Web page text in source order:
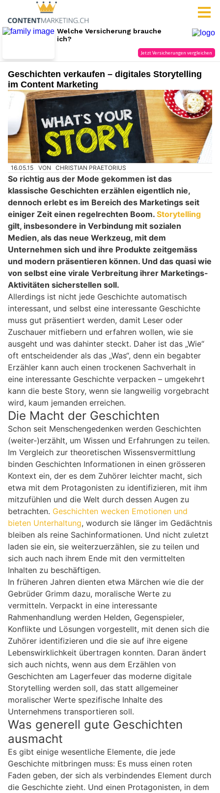
Geschichten verkaufen – digitales Storytelling
im Content Marketing
16.05.15 VON CHRISTIAN PRAETORIUS
So richtig aus der Mode gekommen ist das
klassische Geschichten erzählen eigentlich nie,
dennoch erlebt es im Bereich des Marketings seit
einiger Zeit einen regelrechten Boom. Storytelling
gilt, insbesondere in Verbindung mit sozialen
Medien, als das neue Werkzeug, mit dem
Unternehmen sich und ihre Produkte zeitgemäss
und modern präsentieren können. Und das quasi wie
von selbst eine virale Verbreitung ihrer Marketings-
Aktivitäten sicherstellen soll.
Allerdings ist nicht jede Geschichte automatisch
interessant, und selbst eine interessante Geschichte
muss gut präsentiert werden, damit Leser oder
Zuschauer mitfiebern und erfahren wollen, wie sie
ausgeht und was dahinter steckt. Daher ist das „Wie“
oft entscheidender als das „Was“, denn ein begabter
Erzähler kann auch einen trockenen Sachverhalt in
eine interessante Geschichte verpacken – umgekehrt
kann die beste Story, wenn sie langweilig vorgebracht
wird, kaum jemanden erreichen.
Die Macht der Geschichten
Schon seit Menschengedenken werden Geschichten
(weiter-)erzählt, um Wissen und Erfahrungen zu teilen.
Im Vergleich zur theoretischen Wissensvermittlung
binden Geschichten Informationen in einen grösseren
Kontext ein, der es dem Zuhörer leichter macht, sich
etwa mit dem Protagonisten zu identifizieren, mit ihm
mitzufühlen und die Welt durch dessen Augen zu
betrachten. Geschichten wecken Emotionen und
bieten Unterhaltung, wodurch sie länger im Gedächtnis
bleiben als reine Sachinformationen. Und nicht zuletzt
laden sie ein, sie weiterzuerzählen, sie zu teilen und
sich auch nach ihrem Ende mit den vermittelten
Inhalten zu beschäftigen.
In früheren Jahren dienten etwa Märchen wie die der
Gebrüder Grimm dazu, moralische Werte zu
vermitteln. Verpackt in eine interessante
Rahmenhandlung werden Helden, Gegenspieler,
Konflikte und Lösungen vorgestellt, mit denen sich die
Zuhörer identifizieren und die sie auf ihre eigene
Lebenswirklichkeit übertragen konnten. Daran ändert
sich auch nichts, wenn aus dem Erzählen von
Geschichten am Lagerfeuer das moderne digitale
Storytelling werden soll, das statt allgemeiner
moralischer Werte spezifische Inhalte des
Unternehmens transportieren soll.
Was generell gute Geschichten
ausmacht
Es gibt einige wesentliche Elemente, die jede
Geschichte mitbringen muss: Es muss einen roten
Faden geben, der sich als verbindendes Element durch
die Geschichte zieht. Und einen Protagonisten, in dem